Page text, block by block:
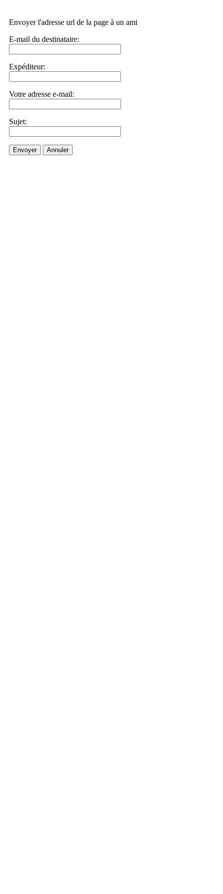
Envoyer l'adresse url de la page à un ami
E-mail du destinataire:
Expéditeur:
Votre adresse e-mail:
Sujet:
Envoyer Annuler